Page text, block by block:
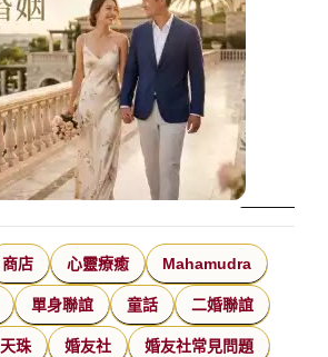
商店 心靈療癒 Mahamudra
單身聯誼 童話 二婚聯誼
天珠 婚友社 婚友社常見問題